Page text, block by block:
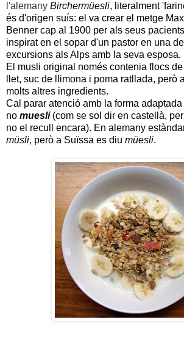
l'alemany Birchermüesli, literalment
és d'origen suís: el va crear el metge
Benner cap al 1900 per als seus
inspirat en el sopar d'un pastor en una
excursions als Alps amb la seva esposa.
El musli original només contenia flocs
llet, suc de llimona i poma ratllada, però
molts altres ingredients.
Cal parar atenció amb la forma
no muesli (com se sol dir en castellà,
no el recull encara). En alemany
müsli, però a Suïssa es diu müesli.